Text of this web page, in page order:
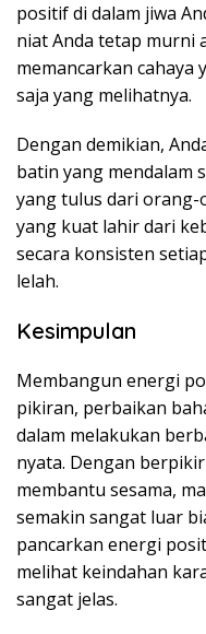
positif di dalam jiwa
niat Anda tetap murni
memancarkan cahaya
saja yang melihatnya.
Dengan demikian,
batin yang mendalam
yang tulus dari
yang kuat lahir dari
secara konsisten
lelah.
Kesimpulan
Membangun energi
pikiran, perbaikan
dalam melakukan
nyata. Dengan
membantu sesama,
semakin sangat luar
pancarkan energi
melihat keindahan
sangat jelas.